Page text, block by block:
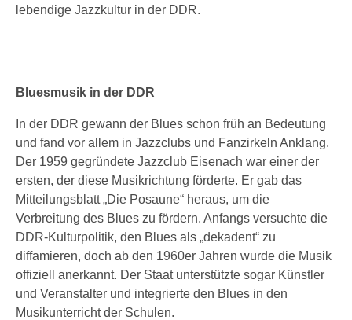
lebendige Jazzkultur in der DDR.
Bluesmusik in der DDR
In der DDR gewann der Blues schon früh an Bedeutung
und fand vor allem in Jazzclubs und Fanzirkeln Anklang.
Der 1959 gegründete Jazzclub Eisenach war einer der
ersten, der diese Musikrichtung förderte. Er gab das
Mitteilungsblatt „Die Posaune“ heraus, um die
Verbreitung des Blues zu fördern. Anfangs versuchte die
DDR-Kulturpolitik, den Blues als „dekadent“ zu
diffamieren, doch ab den 1960er Jahren wurde die Musik
offiziell anerkannt. Der Staat unterstützte sogar Künstler
und Veranstalter und integrierte den Blues in den
Musikunterricht der Schulen.